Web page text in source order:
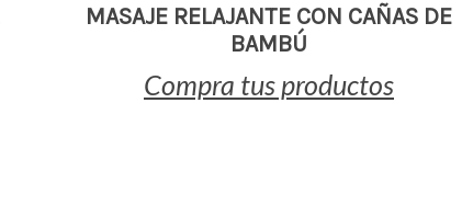
MASAJE RELAJANTE CON CAÑAS DE
BAMBÚ
Compra tus productos